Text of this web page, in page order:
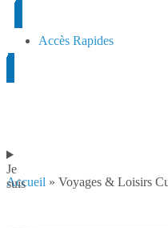
Accès Rapides
Je
suis
Accueil » Voyages & Loisirs